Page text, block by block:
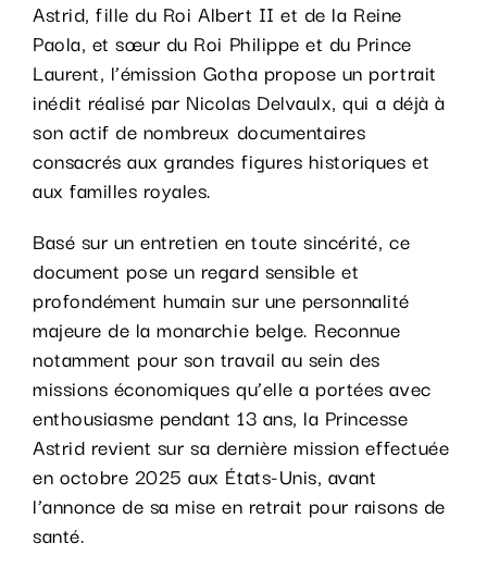
Astrid, fille du Roi Albert II et de la Reine
Paola, et sœur du Roi Philippe et du Prince
Laurent, l’émission Gotha propose un portrait
inédit réalisé par Nicolas Delvaulx, qui a déjà à
son actif de nombreux documentaires
consacrés aux grandes figures historiques et
aux familles royales.
Basé sur un entretien en toute sincérité, ce
document pose un regard sensible et
profondément humain sur une personnalité
majeure de la monarchie belge. Reconnue
notamment pour son travail au sein des
missions économiques qu’elle a portées avec
enthousiasme pendant 13 ans, la Princesse
Astrid revient sur sa dernière mission effectuée
en octobre 2025 aux États-Unis, avant
l’annonce de sa mise en retrait pour raisons de
santé.